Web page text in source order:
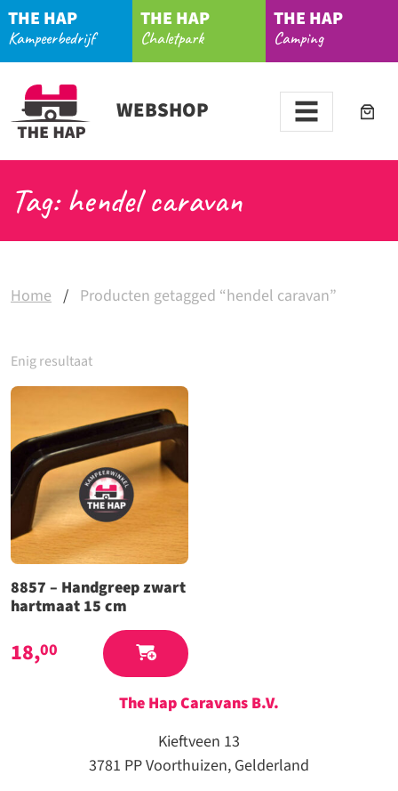
THE HAP
Kampeerbedrijf
THE HAP
Chaletpark
THE HAP
Camping
WEBSHOP
Tag: hendel caravan
Home / Producten getagged “hendel caravan”
Enig resultaat
8857 – Handgreep zwart
hartmaat 15 cm
18,00
The Hap Caravans B.V.
Kieftveen 13
3781 PP Voorthuizen, Gelderland